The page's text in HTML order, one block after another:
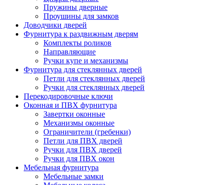
Пружины дверные
Проушины для замков
Доводчики дверей
Фурнитура к раздвижным дверям
Комплекты роликов
Направляющие
Ручки купе и механизмы
Фурнитура для стеклянных дверей
Петли для стеклянных дверей
Ручки для стеклянных дверей
Перекодировочные ключи
Оконная и ПВХ фурнитура
Завертки оконные
Механизмы оконные
Ограничители (гребенки)
Петли для ПВХ дверей
Ручки для ПВХ дверей
Ручки для ПВХ окон
Мебельная фурнитура
Мебельные замки